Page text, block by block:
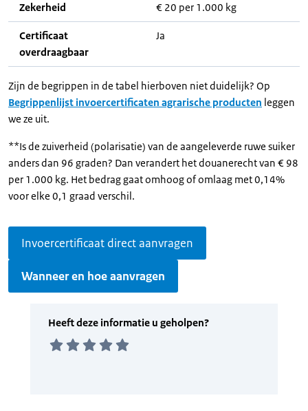
Zekerheid € 20 per 1.000 kg
Certificaat
overdraagbaar
Ja
Zijn de begrippen in de tabel hierboven niet duidelijk? Op
Begrippenlijst invoercertificaten agrarische producten leggen
we ze uit.
**Is de zuiverheid (polarisatie) van de aangeleverde ruwe suiker
anders dan 96 graden? Dan verandert het douanerecht van € 98
per 1.000 kg. Het bedrag gaat omhoog of omlaag met 0,14%
voor elke 0,1 graad verschil.
Invoercertificaat direct aanvragen
Wanneer en hoe aanvragen